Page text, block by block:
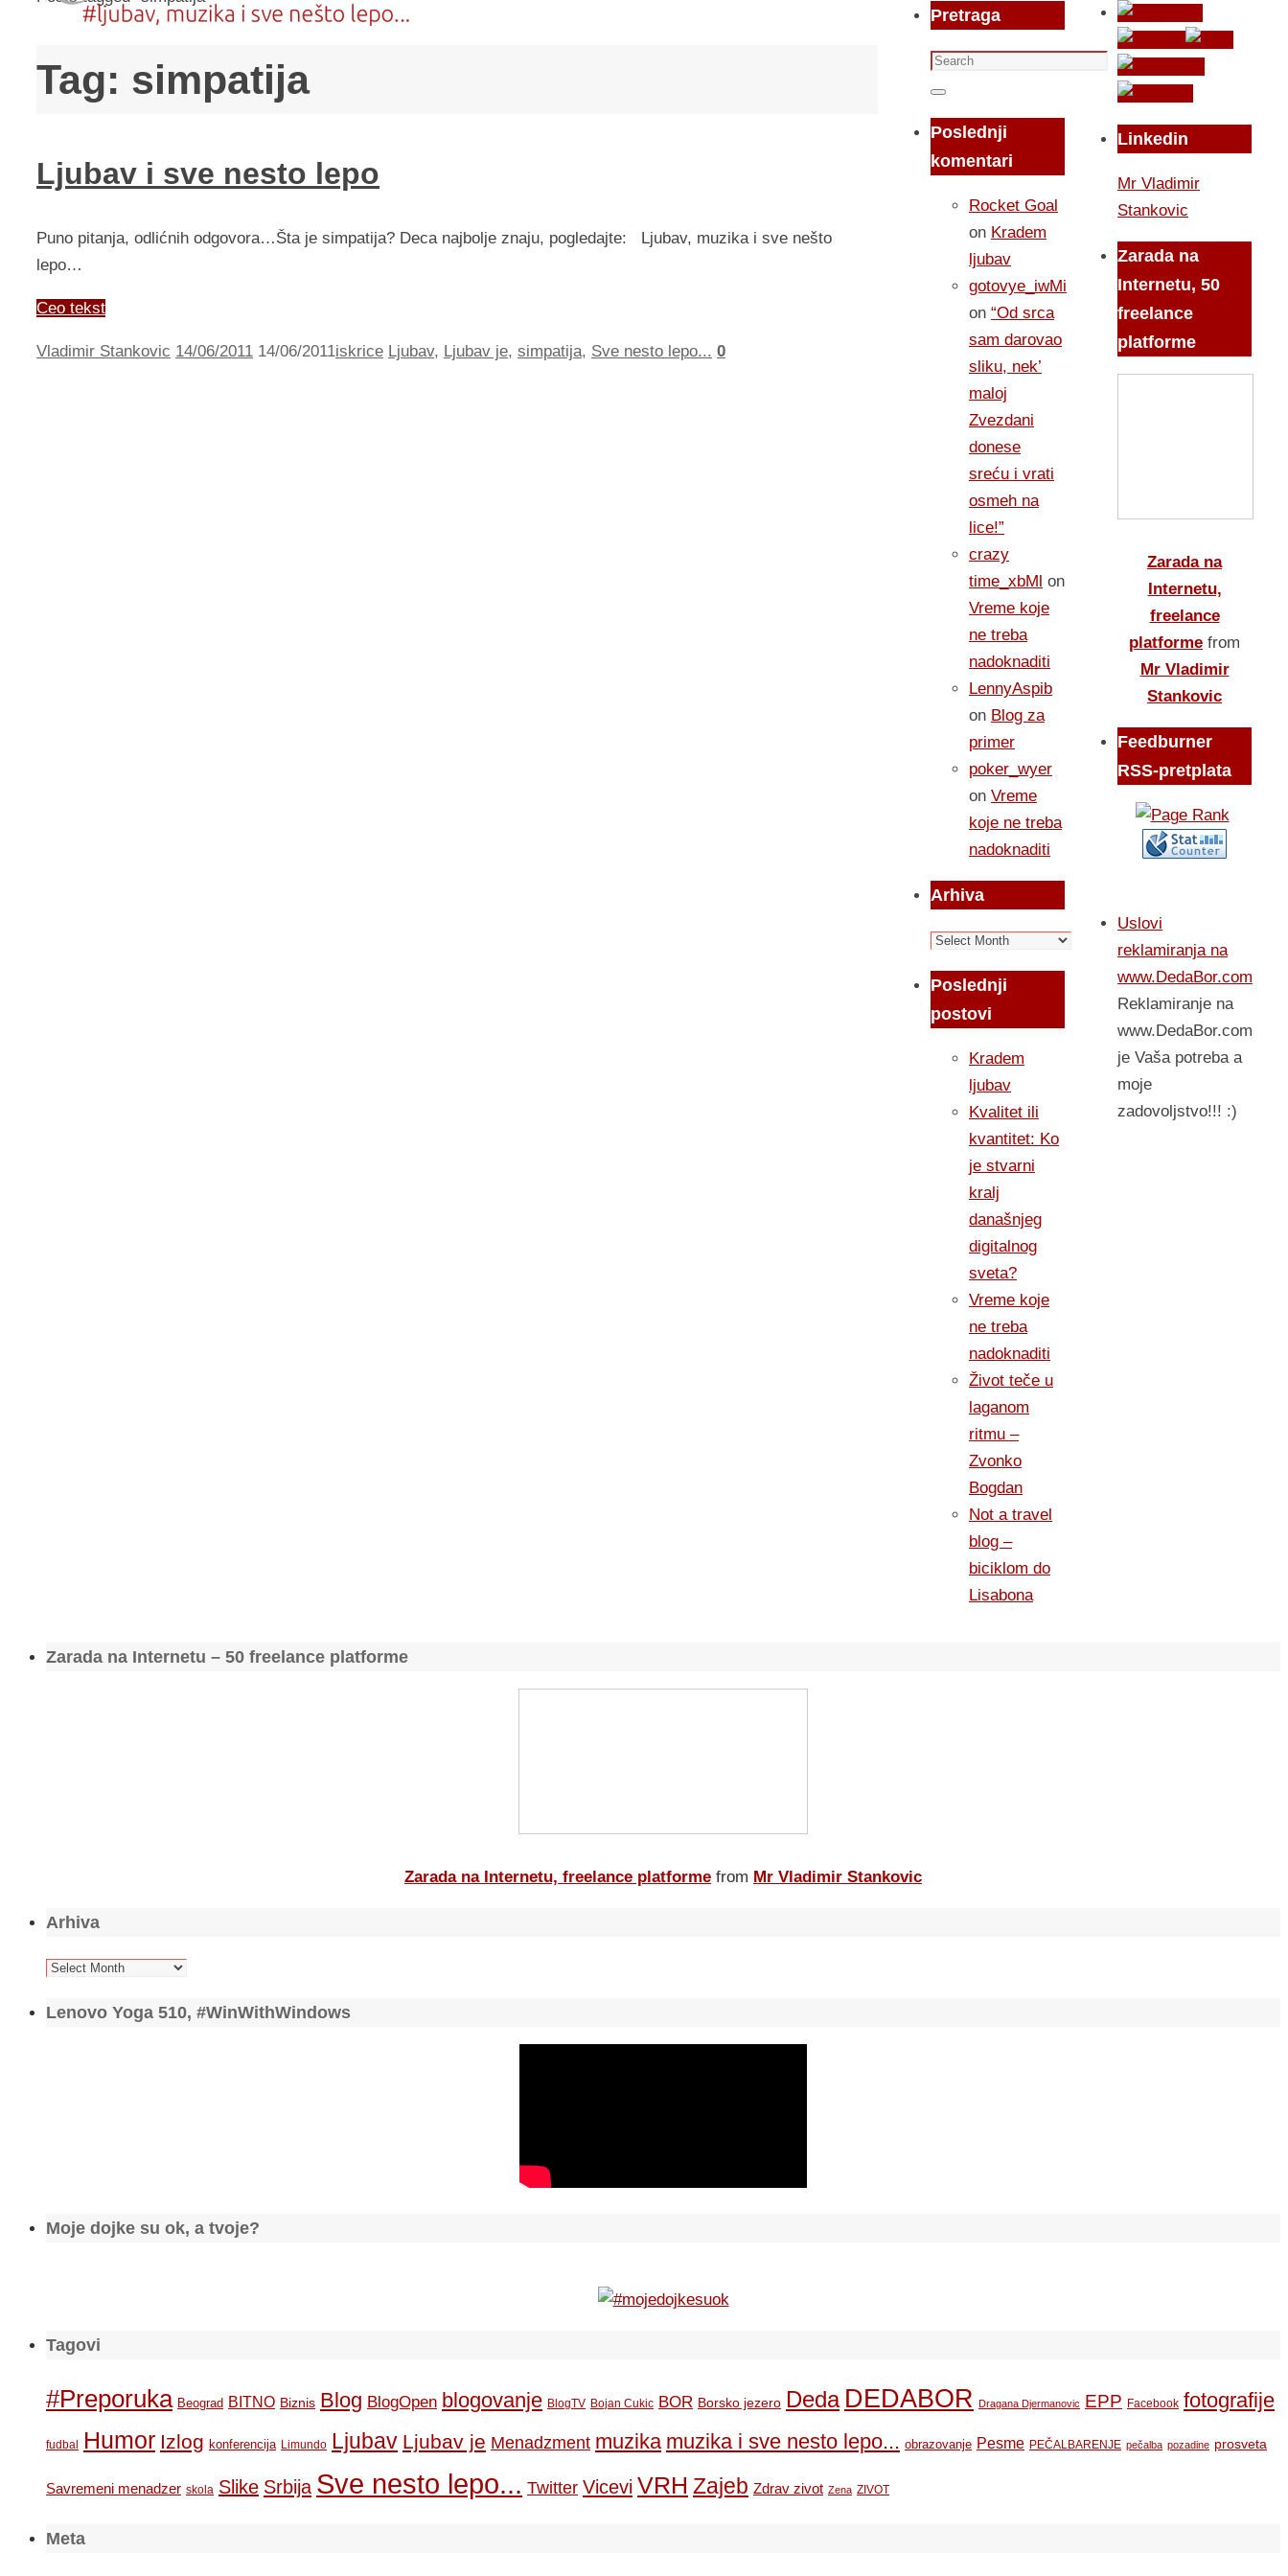
Tag: simpatija
Ljubav i sve nesto lepo
Puno pitanja, odlićnih odgovora…Šta je simpatija? Deca najbolje znaju, pogledajte: Ljubav, muzika i sve nešto
lepo…
Ceo tekst
Vladimir Stankovic 14/06/2011 14/06/2011iskrice Ljubav, Ljubav je, simpatija, Sve nesto lepo... 0
Pretraga
Search
for:
Search
Poslednji
komentari
Rocket Goal
on Kradem
ljubav
gotovye_iwMi
on “Od srca
sam darovao
sliku, nek’
maloj
Zvezdani
donese
sreću i vrati
osmeh na
lice!”
crazy
time_xbMl on
Vreme koje
ne treba
nadoknaditi
LennyAspib
on Blog za
primer
poker_wyer
on Vreme
koje ne treba
nadoknaditi
Arhiva
Arhiva
Poslednji
postovi
Kradem
ljubav
Kvalitet ili
kvantitet: Ko
je stvarni
kralj
današnjeg
digitalnog
sveta?
Vreme koje
ne treba
nadoknaditi
Život teče u
laganom
ritmu –
Zvonko
Bogdan
Not a travel
blog –
biciklom do
Lisabona
Linkedin
Mr Vladimir
Stankovic
Zarada na
Internetu, 50
freelance
platforme
Zarada na
Internetu,
freelance
platforme from
Mr Vladimir
Stankovic
Feedburner
RSS-pretplata
Uslovi
reklamiranja na
www.DedaBor.com
Reklamiranje na
www.DedaBor.com
je Vaša potreba a
moje
zadovoljstvo!!! :)
Zarada na Internetu – 50 freelance platforme
Zarada na Internetu, freelance platforme from Mr Vladimir Stankovic
Arhiva
Arhiva
Lenovo Yoga 510, #WinWithWindows
Moje dojke su ok, a tvoje?
Tagovi
#Preporuka Beograd BITNO Biznis Blog BlogOpen blogovanje BlogTV Bojan Cukic BOR Borsko jezero Deda DEDABOR Dragana Djermanovic EPP Facebook fotografije
fudbal Humor Izlog konferencija Limundo Ljubav Ljubav je Menadzment muzika muzika i sve nesto lepo... obrazovanje Pesme PEČALBARENJE pečalba pozadine prosveta
Savremeni menadzer skola Slike Srbija Sve nesto lepo... Twitter Vicevi VRH Zajeb Zdrav zivot Zena ZIVOT
Meta